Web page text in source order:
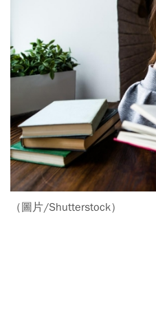
（圖片/Shutterstock）